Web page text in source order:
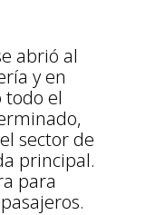
abrió al
y en
todo el
sector de
principal.
para